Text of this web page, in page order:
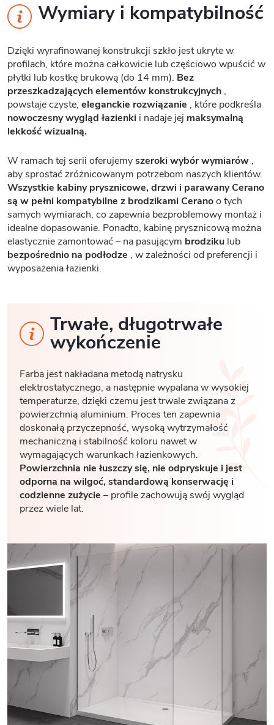
Wymiary i kompatybilność
Dzięki wyrafinowanej konstrukcji szkło jest ukryte w
profilach, które można całkowicie lub częściowo wpuścić w
płytki lub kostkę brukową (do 14 mm). Bez
przeszkadzających elementów konstrukcyjnych ,
powstaje czyste, eleganckie rozwiązanie , które podkreśla
nowoczesny wygląd łazienki i nadaje jej maksymalną
lekkość wizualną.
W ramach tej serii oferujemyszeroki wybór wymiarów ,
aby sprostać zróżnicowanym potrzebom naszych klientów.
Wszystkie kabiny prysznicowe, drzwi i parawany Cerano
są w pełni kompatybilne z brodzikami Ceranoo tych
samych wymiarach, co zapewnia bezproblemowy montaż i
idealne dopasowanie. Ponadto, kabinę prysznicową można
elastycznie zamontować – na pasującym brodziku lub
bezpośrednio na podłodze , w zależności od preferencji i
wyposażenia łazienki.
Trwałe, długotrwałe
wykończenie
Farba jest nakładana metodą natrysku
elektrostatycznego, a następnie wypalana w wysokiej
temperaturze, dzięki czemu jest trwale związana z
powierzchnią aluminium. Proces ten zapewnia
doskonałą przyczepność, wysoką wytrzymałość
mechaniczną i stabilność koloru nawet w
wymagających warunkach łazienkowych.
Powierzchnia nie łuszczy się, nie odpryskuje i jest
odporna na wilgoć, standardową konserwację i
codzienne zużycie – profile zachowują swój wygląd
przez wiele lat.